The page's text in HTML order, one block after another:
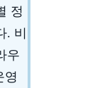
정
. 비
우
영